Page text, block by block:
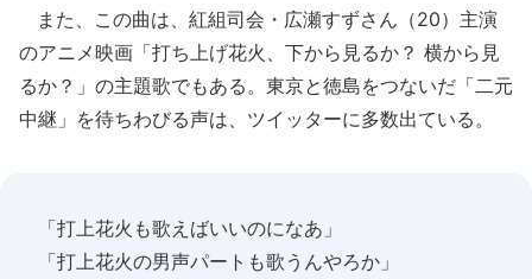
また、この曲は、紅組司会・広瀬すずさん（20）主演
のアニメ映画「打ち上げ花火、下から見るか？ 横から見
るか？」の主題歌でもある。東京と徳島をつないだ「二元
中継」を待ちわびる声は、ツイッターに多数出ている。
「打上花火も歌えばいいのになあ」
「打上花火の男声パートも歌うんやろか」